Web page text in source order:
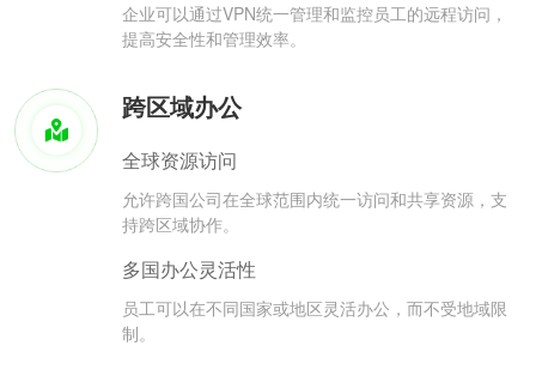
企业可以通过VPN统一管理和监控员工的远程访问，
提高安全性和管理效率。
跨区域办公
全球资源访问
允许跨国公司在全球范围内统一访问和共享资源，支
持跨区域协作。
多国办公灵活性
员工可以在不同国家或地区灵活办公，而不受地域限
制。